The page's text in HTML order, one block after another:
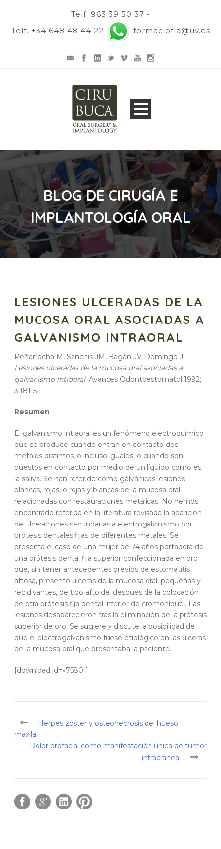
Telf. 963 39 50 37 -
Telf. +34 648 48 44 22
formaciofla@uv.es
BLOG DE CIRUGÍA E
IMPLANTOLOGÍA ORAL
LESIONES ULCERADAS DE LA
MUCOSA ORAL ASOCIADAS A
GALVANISMO INTRAORAL
Peñarrocha M, Sanchis JM, Bagán JV, Domingo J.
Lesiones ulceradas de la mucosa oral asociadas a
galvanismo intraoral. Avances Odontoestomatol 1992;
3:181-5.
Resumen
El galvanismo intraoral es un fenómeno electroquímico
que se produce cuando entran en contacto dos
metales distintos, o incluso iguales, o cuando son
puestos en contacto por medio de un líquido como es
la saliva. Se han referido como galvánicas lesiones
blancas, rojas, o rojas y blancas de la mucosa oral
relacionadas con restauraciones metálicas. No hemos
encontrado referida en la literatura revisada la aparición
de ulceraciones secundarias a electrogalvinismo por
prótesis dentales fijas de diferentes metales. Se
presenta el caso de una mujer de 74 años portadora de
una prótesis dental fija superior confeccionada en oro
que, sin tener antecedentes previos de estomatitis
aftosa, presentó úlceras de la mucosa oral, pequeñas y
recidivantes, de tipo aftoide, después de la colocación
de otra prótesis fija dental inferior de cromoníquel. Las
lesiones desaparecieron tras la eliminación de la prótesis
superior de oro. Se sugiere y discute la posibilidad de
que el electrogalvanismo fuese etiológico en las úlceras
de la mucosa oral que presentaba la paciente.
[download id=»7580″]
Herpes zóster y osteonecrosis del hueso
maxilar
Dolor orofacial como manifestación única de tumor
intracraneal